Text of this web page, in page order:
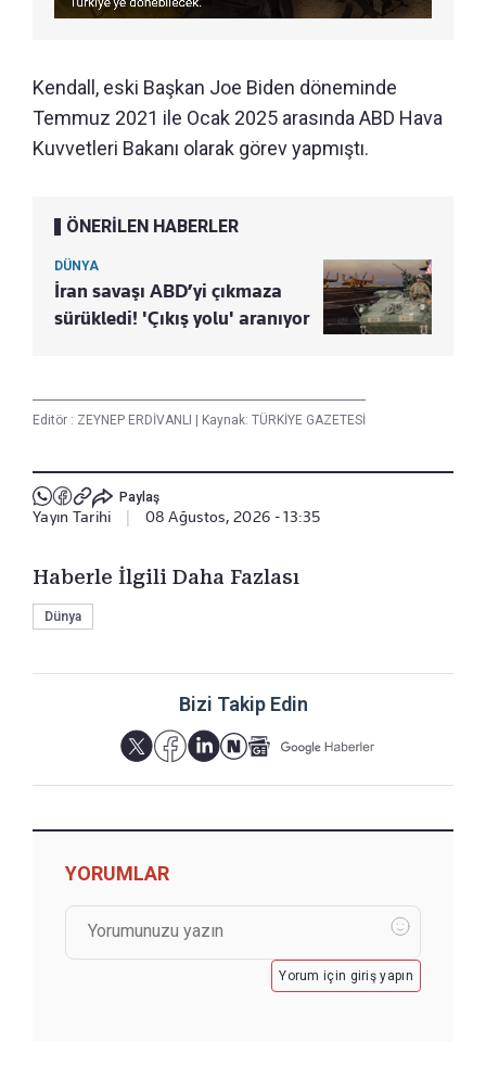
Kendall, eski Başkan Joe Biden döneminde
Temmuz 2021 ile Ocak 2025 arasında ABD Hava
Kuvvetleri Bakanı olarak görev yapmıştı.
ÖNERİLEN HABERLER
DÜNYA
İran savaşı ABD’yi çıkmaza
sürükledi! 'Çıkış yolu' aranıyor
Editör : ZEYNEP ERDİVANLI | Kaynak: TÜRKİYE GAZETESİ
Paylaş
Yayın Tarihi | 08 Ağustos, 2026 - 13:35
Haberle İlgili Daha Fazlası
Dünya
Bizi Takip Edin
YORUMLAR
Yorum için giriş yapın